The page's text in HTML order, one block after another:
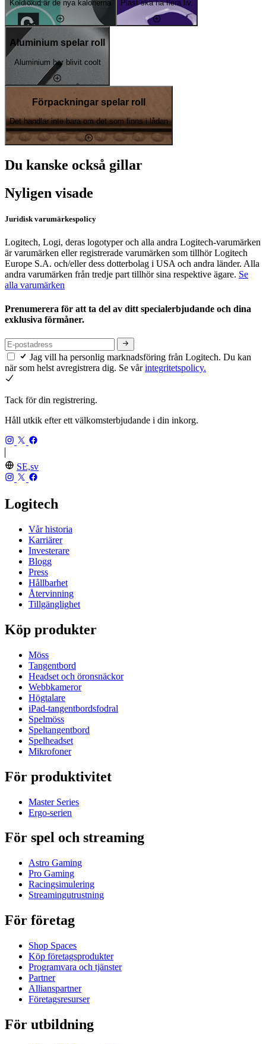
Koldioxid är de nya kalorierna Plast ska ha flera liv.
Aluminium spelar roll
Aluminium har blivit coolt
Förpackningar spelar roll
Det handlar inte bara om det som finns i lådan
Du kanske också gillar
Nyligen visade
Juridisk varumärkespolicy
Logitech, Logi, deras logotyper och alla andra Logitech-varumärken
är varumärken eller registrerade varumärken som tillhör Logitech
Europe S.A. och/eller dess dotterbolag i USA och andra länder. Alla
andra varumärken från tredje part tillhör sina respektive ägare. Se
alla varumärken
Prenumerera för att ta del av ditt specialerbjudande och dina
exklusiva förmåner.
Jag vill ha personlig marknadsföring från Logitech. Du kan
när som helst avregistrera dig. Se vårintegritetspolicy.
Tack för din registrering.
Håll utkik efter ett välkomsterbjudande i din inkorg.
SE,sv
Logitech
Vår historia
Karriärer
Investerare
Blogg
Press
Hållbarhet
Återvinning
Tillgänglighet
Köp produkter
Möss
Tangentbord
Headset och öronsnäckor
Webbkameror
Högtalare
iPad-tangentbordsfodral
Spelmöss
Speltangentbord
Spelheadset
Mikrofoner
För produktivitet
Master Series
Ergo-serien
För spel och streaming
Astro Gaming
Pro Gaming
Racingsimulering
Streamingutrustning
För företag
Shop Spaces
Köp företagsprodukter
Programvara och tjänster
Partner
Allianspartner
Företagsresurser
För utbildning